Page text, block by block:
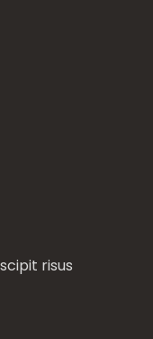
risus